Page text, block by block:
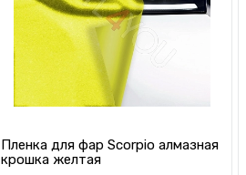
Пленка для фар Scorpio алмазная
крошка желтая